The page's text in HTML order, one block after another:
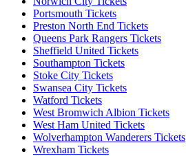
Portsmouth Tickets
Preston North End Tickets
Queens Park Rangers Tickets
Sheffield United Tickets
Southampton Tickets
Stoke City Tickets
Swansea City Tickets
Watford Tickets
West Bromwich Albion Tickets
West Ham United Tickets
Wolverhampton Wanderers Tickets
Wrexham Tickets